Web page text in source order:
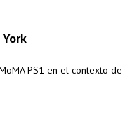
PS1 en el contexto de